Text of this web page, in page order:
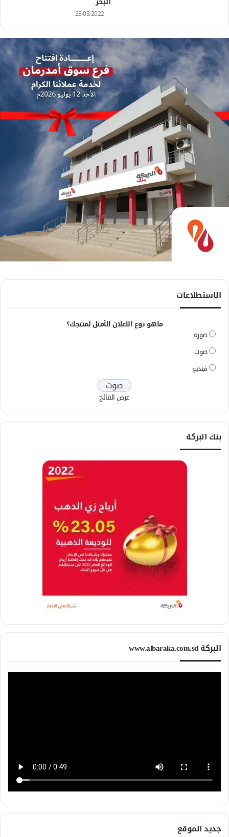
23/03/2022
الاستطلاعات
ماهو نوع الاعلان الأمثل لمنتجك؟
صورة
صوت
فيديو
عرض النتائج
بنك البركة
البركة www.albaraka.com.sd
جديد الموقع